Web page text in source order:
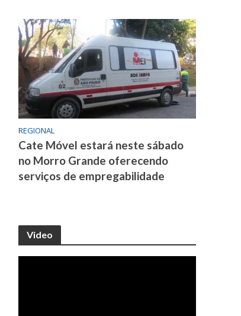
REGIONAL
Cate Móvel estará neste sábado
no Morro Grande oferecendo
serviços de empregabilidade
Video